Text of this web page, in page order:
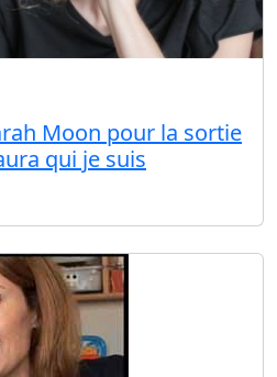
Moon pour la sortie
qui je suis